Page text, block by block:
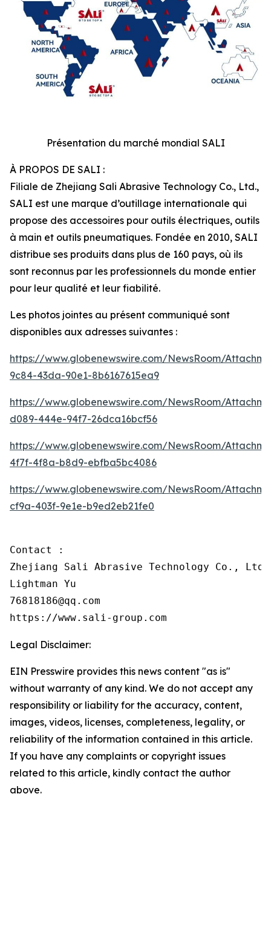
Présentation du marché mondial SALI
À PROPOS DE SALI :
Filiale de Zhejiang Sali Abrasive Technology Co., Ltd.,
SALI est une marque d’outillage internationale qui
propose des accessoires pour outils électriques, outils
à main et outils pneumatiques. Fondée en 2010, SALI
distribue ses produits dans plus de 160 pays, où ils
sont reconnus par les professionnels du monde entier
pour leur qualité et leur fiabilité.
Les photos jointes au présent communiqué sont
disponibles aux adresses suivantes :
https://www.globenewswire.com/NewsRoom/
9c84-43da-90e1-8b6167615ea9
https://www.globenewswire.com/NewsRoom/
d089-444e-94f7-26dca16bcf56
https://www.globenewswire.com/NewsRoom/
4f7f-4f8a-b8d9-ebfba5bc4086
https://www.globenewswire.com/NewsRoom/
cf9a-403f-9e1e-b9ed2eb21fe0
Contact :
Zhejiang Sali Abrasive Technology Co., Ltd
Lightman Yu
76818186@qq.com
https://www.sali-group.com
Legal Disclaimer:
EIN Presswire provides this news content "as is"
without warranty of any kind. We do not accept any
responsibility or liability for the accuracy, content,
images, videos, licenses, completeness, legality, or
reliability of the information contained in this article.
If you have any complaints or copyright issues
related to this article, kindly contact the author
above.